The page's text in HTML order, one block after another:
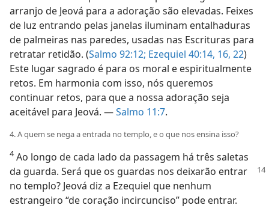
arranjo de Jeová para a adoração são elevadas. Feixes
de luz entrando pelas janelas iluminam entalhaduras
de palmeiras nas paredes, usadas nas Escrituras para
retratar retidão. (Salmo 92:12; Ezequiel 40:14, 16, 22)
Este lugar sagrado é para os moral e espiritualmente
retos. Em harmonia com isso, nós queremos
continuar retos, para que a nossa adoração seja
aceitável para Jeová. —Salmo 11:7.
4. A quem se nega a entrada no templo, e o que nos ensina isso?
4Ao longo de cada lado da passagem há três saletas
da guarda. Será que os guardas nos deixarão entrar
no templo? Jeová diz a Ezequiel que nenhum
estrangeiro “de coração incircunciso” pode entrar.